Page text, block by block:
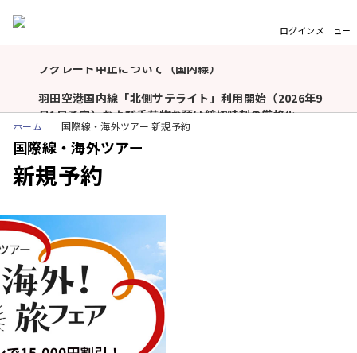
ログイン メニュー
お
プグレード中止について（国内線）
羽田空港国内線「北側サテライト」利用開始（2026年9
月1日予定）および手荷物お預け締切時刻の厳格化
（2026年9月1日〜）について
するルール変更についてのお願い（2026年4月24日以
令和8年熊本地震に伴う航空券の取り扱い、臨時便、寄
付の受け付けについて
台風13号の影響による運航情報ならびに航空券取り扱い
について（国内線）
台風13号の影響による那覇空港での空席待ち・当日アッ
プグレード中止について（国内線）
ホーム 国際線・海外ツアー 新規予約
国際線・海外ツアー
新規予約